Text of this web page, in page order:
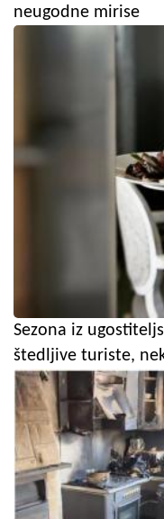
neugodne mirise
Sezona iz
štedljive turiste,